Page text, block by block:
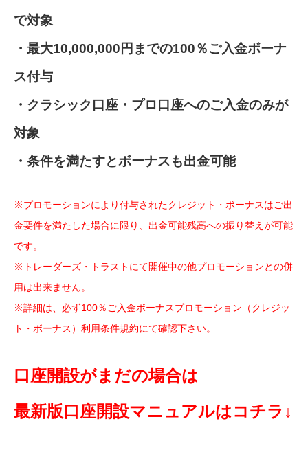
で対象
・最大10,000,000円までの100％ご入金ボーナ
ス付与
・クラシック口座・プロ口座へのご入金のみが
対象
・条件を満たすとボーナスも出金可能
※プロモーションにより付与されたクレジット・ボーナスはご出
金要件を満たした場合に限り、出金可能残高への振り替えが可能
です。
※トレーダーズ・トラストにて開催中の他プロモーションとの併
用は出来ません。
※詳細は、必ず100％ご入金ボーナスプロモーション（クレジッ
ト・ボーナス）利用条件規約にて確認下さい。
口座開設がまだの場合は
最新版口座開設マニュアルはコチラ↓